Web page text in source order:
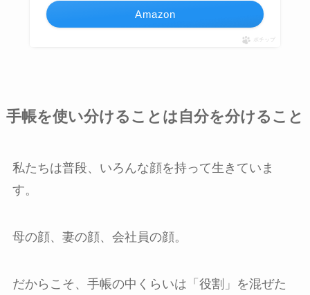
Amazon
ポチップ
手帳を使い分けることは自分を分けること
私たちは普段、いろんな顔を持って生きていま
す。
母の顔、妻の顔、会社員の顔。
だからこそ、手帳の中くらいは「役割」を混ぜた